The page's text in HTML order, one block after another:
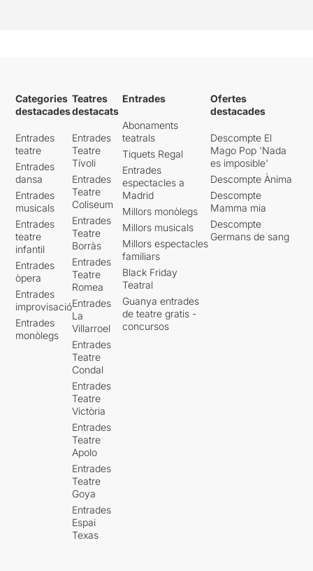
Categories
destacades
Entrades
teatre
Entrades
dansa
Entrades
musicals
Entrades
teatre
infantil
Entrades
òpera
Entrades
improvisació
Entrades
monòlegs
Teatres
destacats
Entrades
Teatre
Tívoli
Entrades
Teatre
Coliseum
Entrades
Teatre
Borràs
Entrades
Teatre
Romea
Entrades
La
Villarroel
Entrades
Teatre
Condal
Entrades
Teatre
Victòria
Entrades
Teatre
Apolo
Entrades
Teatre
Goya
Entrades
Espai
Texas
Entrades
Abonaments
teatrals
Tiquets Regal
Entrades
espectacles a
Madrid
Millors monòlegs
Millors musicals
Millors espectacles
familiars
Black Friday
Teatral
Guanya entrades
de teatre gratis -
concursos
Ofertes
destacades
Descompte El
Mago Pop 'Nada
es imposible'
Descompte Ànima
Descompte
Mamma mia
Descompte
Germans de sang